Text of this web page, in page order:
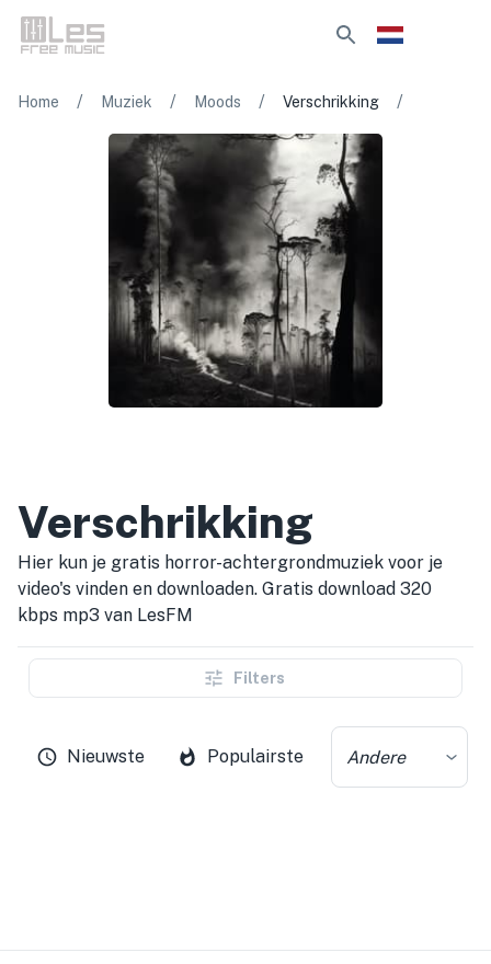
Home / Muziek / Moods / Verschrikking /
Verschrikking
Hier kun je gratis horror-achtergrondmuziek voor je
video's vinden en downloaden. Gratis download 320
kbps mp3 van LesFM
Filters
Nieuwste Populairste Andere